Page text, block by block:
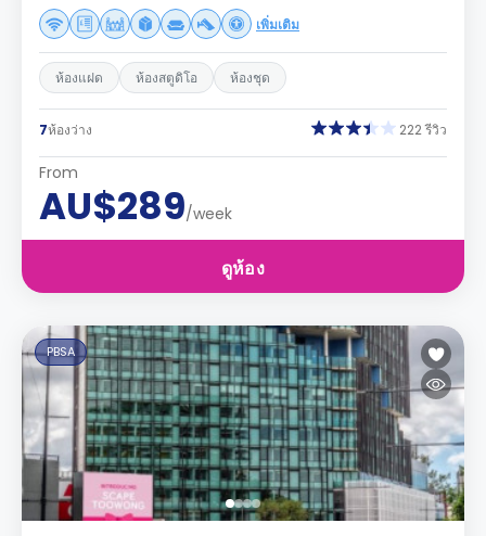
เพิ่มเติม
ห้องแฝด ห้องสตูดิโอ ห้องชุด
7ห้องว่าง 222 รีวิว
From
AU$289/week
ดูห้อง
PBSA